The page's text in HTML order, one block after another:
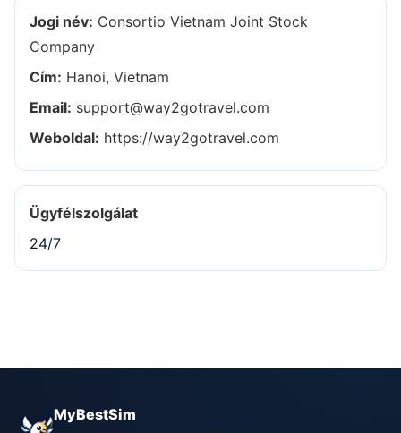
Jogi név: Consortio Vietnam Joint Stock
Company
Cím: Hanoi, Vietnam
Email: support@way2gotravel.com
Weboldal: https://way2gotravel.com
Ügyfélszolgálat
24/7
MyBestSim